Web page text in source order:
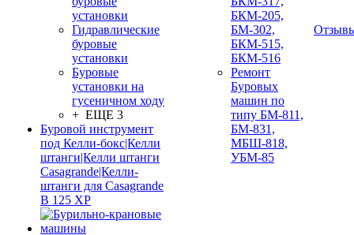
установки
Гидравлические
буровые
установки
Буровые
установки на
гусеничном ходу
+ ЕЩЕ 3
Буровой инструмент
под Келли-бокс|Келли
штанги|Келли штанги
Casagrande|Келли-
штанги для Casagrande
B 125 XP
БКМ-205,
БМ-302,
БКМ-515,
БКМ-516
Ремонт
Буровых
машин по
типу БМ-811,
БМ-831,
МБШ-818,
УБМ-85